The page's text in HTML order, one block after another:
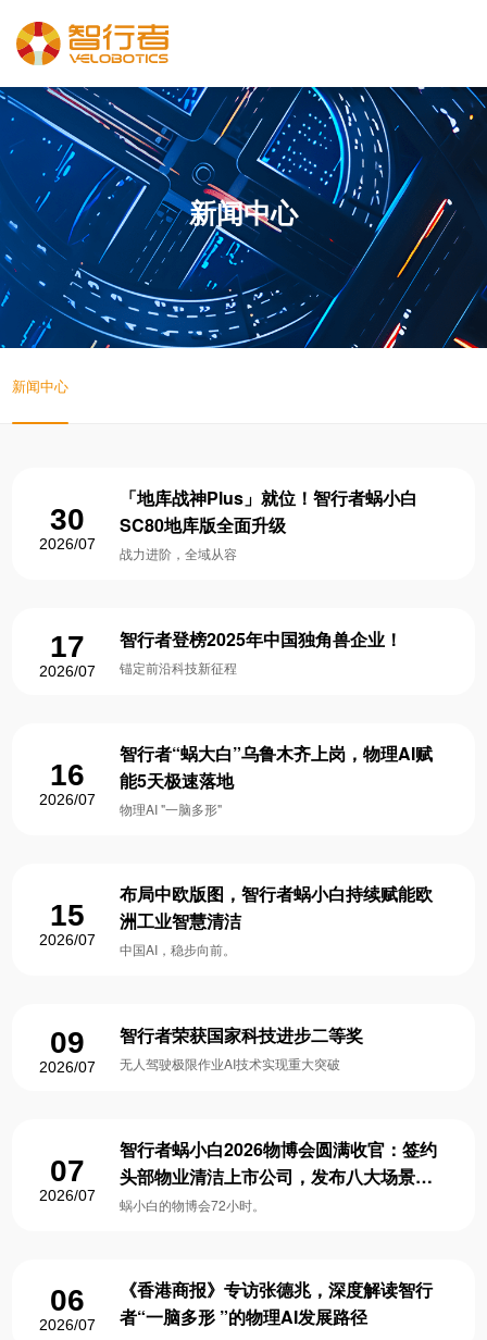
新闻中心
新闻中心
30
2026/07
「地库战神Plus」就位！智行者蜗小白
SC80地库版全面升级
战力进阶，全域从容
17
2026/07
智行者登榜2025年中国独角兽企业！
锚定前沿科技新征程
16
2026/07
智行者“蜗大白”乌鲁木齐上岗，物理AI赋
能5天极速落地
物理AI "一脑多形"
15
2026/07
布局中欧版图，智行者蜗小白持续赋能欧
洲工业智慧清洁
中国AI，稳步向前。
09
2026/07
智行者荣获国家科技进步二等奖
无人驾驶极限作业AI技术实现重大突破
07
2026/07
智行者蜗小白2026物博会圆满收官：签约
头部物业清洁上市公司，发布八大场景智
慧清洁解决方案
蜗小白的物博会72小时。
06
2026/07
《香港商报》专访张德兆，深度解读智行
者“一脑多形 ”的物理AI发展路径